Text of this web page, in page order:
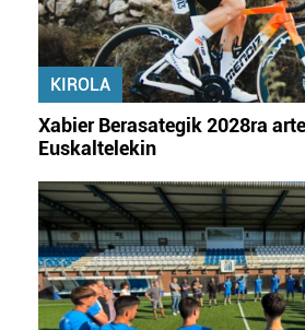
KIROLA
Xabier Berasategik 2028ra
Euskaltelekin